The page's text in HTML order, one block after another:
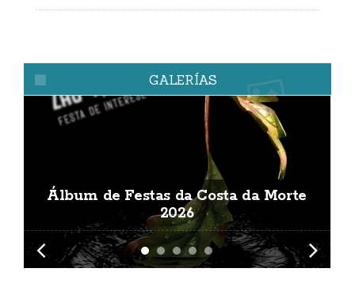
GALERÍAS
Álbum de Festas da Costa da Morte
2026